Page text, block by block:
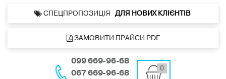
СПЕЦПРОПОЗИЦІЯ ДЛЯ НОВИХ КЛІЄНТІВ
ЗАМОВИТИ ПРАЙСИ PDF
099 669-96-68
067 669-96-68
0